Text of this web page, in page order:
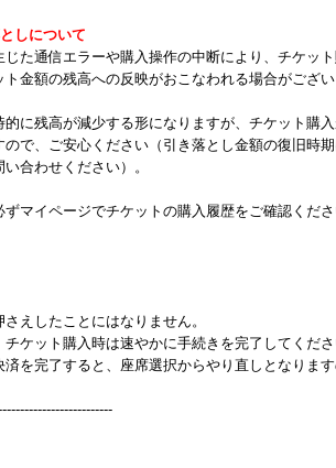
しについて
た通信エラーや購入操作の中断により、チケット
金額の残高への反映がおこなわれる場合がござい
に残高が減少する形になりますが、チケット購
で、ご安心ください（引き落とし金額の復旧時
合わせください）。
マイページでチケットの購入履歴をご確認くだ
えしたことにはなりません。
ケット購入時は速やかに手続きを完了してくださ
を完了すると、座席選択からやり直しとなりま